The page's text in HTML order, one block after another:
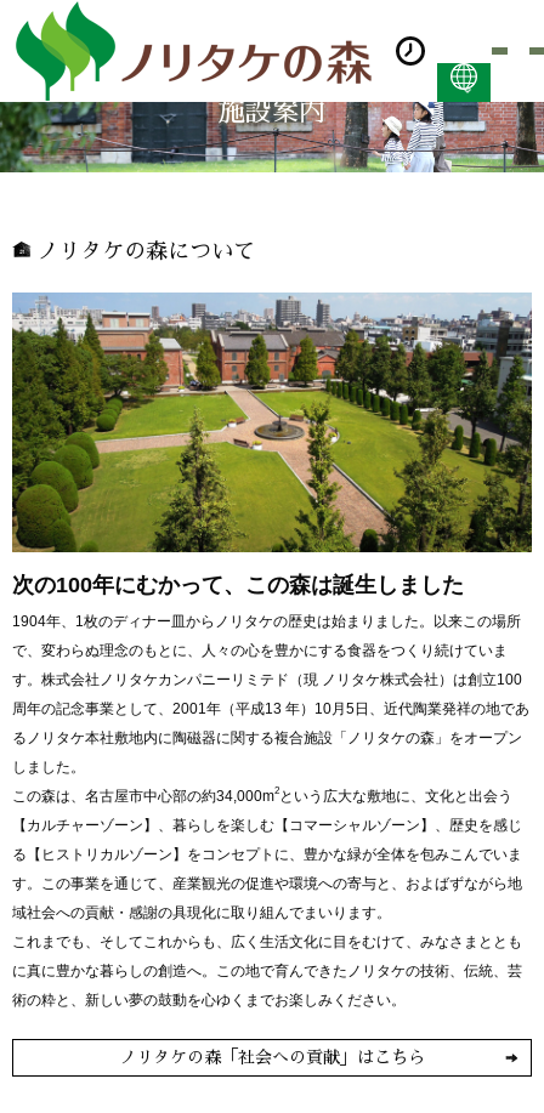
日本語
ENGLISH
ภาษาไทย (PDF:400KB)
施設案内
ノリタケの森について
次の100年にむかって、この森は誕生しました
1904年、1枚のディナー皿からノリタケの歴史は始まりました。以来この場所
で、変わらぬ理念のもとに、人々の心を豊かにする食器をつくり続けていま
す。株式会社ノリタケカンパニーリミテド（現 ノリタケ株式会社）は創立100
周年の記念事業として、2001年（平成13 年）10月5日、近代陶業発祥の地であ
るノリタケ本社敷地内に陶磁器に関する複合施設「ノリタケの森」をオープン
しました。
この森は、名古屋市中心部の約34,000m2 という広大な敷地に、文化と出会う
【カルチャーゾーン】、暮らしを楽しむ【コマーシャルゾーン】、歴史を感じ
る【ヒストリカルゾーン】をコンセプトに、豊かな緑が全体を包みこんでいま
す。この事業を通じて、産業観光の促進や環境への寄与と、およばずながら地
域社会への貢献・感謝の具現化に取り組んでまいります。
これまでも、そしてこれからも、広く生活文化に目をむけて、みなさまととも
に真に豊かな暮らしの創造へ。この地で育んできたノリタケの技術、伝統、芸
術の粋と、新しい夢の鼓動を心ゆくまでお楽しみください。
ノリタケの森「社会への貢献」はこちら